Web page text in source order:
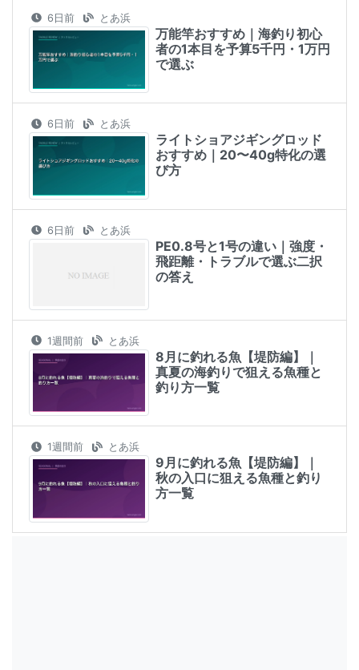
6日前 とあ浜
万能竿おすすめ｜海釣り初心
者の1本目を予算5千円・1万円
で選ぶ
6日前 とあ浜
ライトショアジギングロッド
おすすめ｜20〜40g特化の選
び方
6日前 とあ浜
PE0.8号と1号の違い｜強度・
飛距離・トラブルで選ぶ二択
の答え
1週間前 とあ浜
8月に釣れる魚【堤防編】｜
真夏の海釣りで狙える魚種と
釣り方一覧
1週間前 とあ浜
9月に釣れる魚【堤防編】｜
秋の入口に狙える魚種と釣り
方一覧